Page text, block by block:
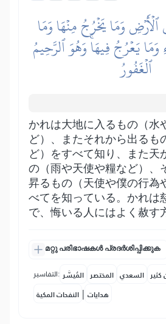
وَمَا يَخۡرُجُ مِنۡهَا وَمَا
يَعۡرُجُ فِيهَاۚ وَهُوَ ٱلرَّحِيمُ
ٱلۡغَفُورُ
かれは大地に入るもの（水
ど）、またそれから出るも
ど）をすべて知り、また天
の（雨や天使や糧など）、
昇るもの（天使や僕の行為
べてを知っている。かれは
で、悔いる人にはよく赦す
മറ്റു പരിഭാഷകൾ പ്രദർശിപ്പിക്കുക
التفاسير: المُيسَّر المختصر السعدي كثير
النفحات المكية | هدايات